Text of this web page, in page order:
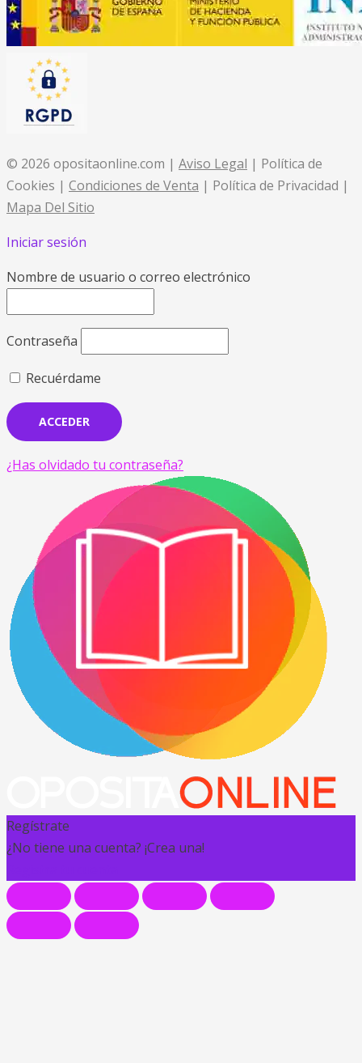
© 2026 opositaonline.com | Aviso Legal | Política de
Cookies | Condiciones de Venta | Política de Privacidad |
Mapa Del Sitio
Iniciar sesión
Nombre de usuario o correo electrónico
Contraseña
Recuérdame
¿Has olvidado tu contraseña?
Regístrate
¿No tiene una cuenta? ¡Crea una!